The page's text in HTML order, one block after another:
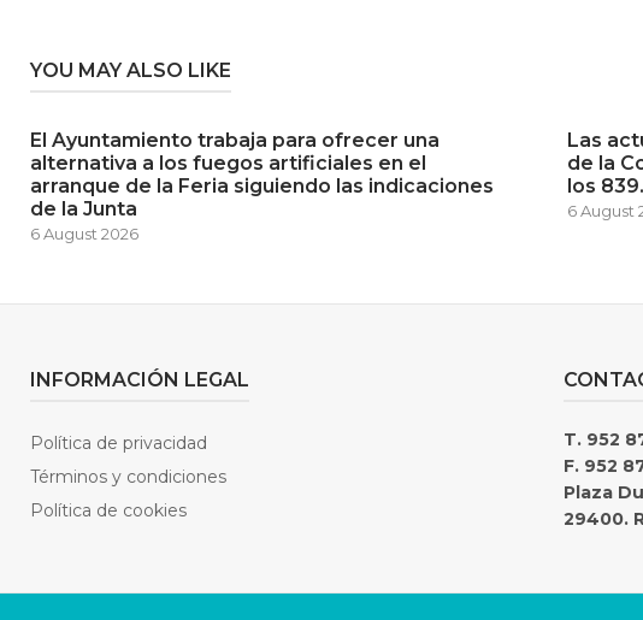
YOU MAY ALSO LIKE
El Ayuntamiento trabaja para ofrecer una
alternativa a los fuegos artificiales en el
arranque de la Feria siguiendo las indicaciones
de la Junta
6 August 2026
Las
de la
los
6 August
INFORMACIÓN LEGAL
Política de privacidad
Términos y condiciones
Política de cookies
T. 952
F. 952
Plaza
29400.